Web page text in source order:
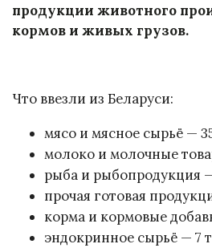
продукции животного
кормов и живых грузов.
Что ввезли из Беларуси:
мясо и мясное сырьё —
молоко и молочные
рыба и рыбопродукция
прочая готовая
корма и кормовые
эндокринное сырьё — 7